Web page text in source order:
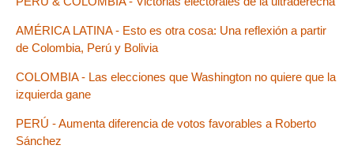
AMÉRICA LATINA - Esto es otra cosa: Una reflexión a partir
de Colombia, Perú y Bolivia
COLOMBIA - Las elecciones que Washington no quiere que la
izquierda gane
PERÚ - Aumenta diferencia de votos favorables a Roberto
Sánchez